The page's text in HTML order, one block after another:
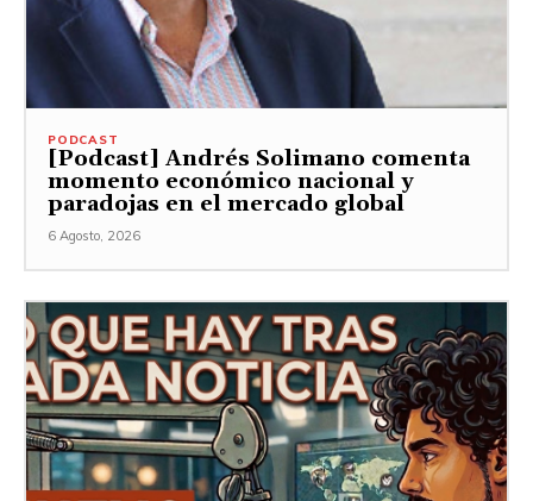
PODCAST
[Podcast] Andrés Solimano comenta
momento económico nacional y
paradojas en el mercado global
6 Agosto, 2026